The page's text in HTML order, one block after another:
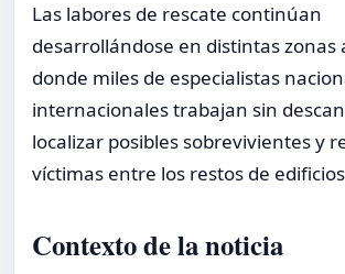
Las labores de rescate continúan
desarrollándose en distintas zonas
donde miles de especialistas
internacionales trabajan sin
localizar posibles sobrevivientes y
víctimas entre los restos de
Contexto de la noticia